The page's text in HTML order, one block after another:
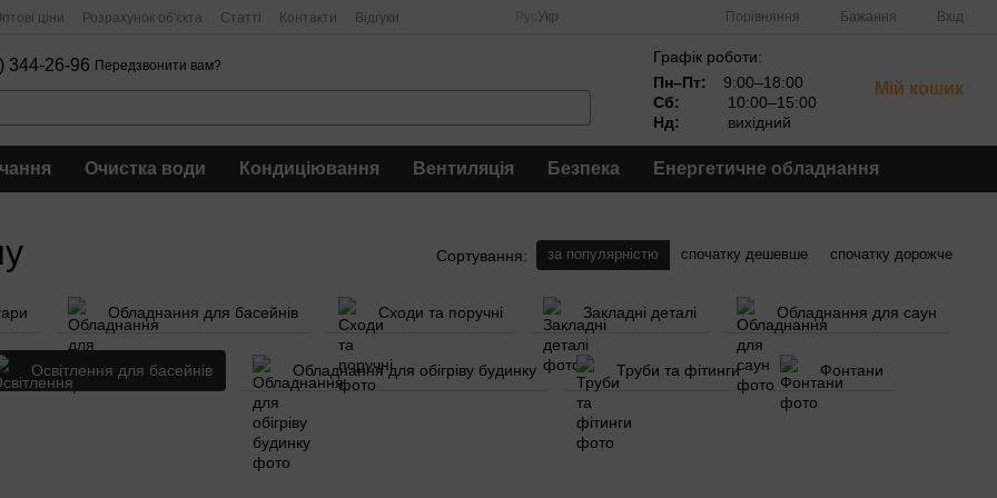
ціни Розрахунок об'єкта Статті Контакти Відгуки Укр Порівняння Бажання Вхід
344-26-96 Передзвонити вам?
Графік роботи:
Пн–Пт:
9:00–18:00
Сб:
10:00–15:00
Нд:
вихідний
Мій кошик
Очистка води Кондиціювання Вентиляція Безпека Енергетичне обладнання
Сортування: за популярністю спочатку дешевше спочатку дорожче
Обладнання для басейнів Сходи та поручні Закладні деталі Обладнання для саун
Освітлення для басейнів Обладнання для обігріву будинку Труби та фітинги Фонтани